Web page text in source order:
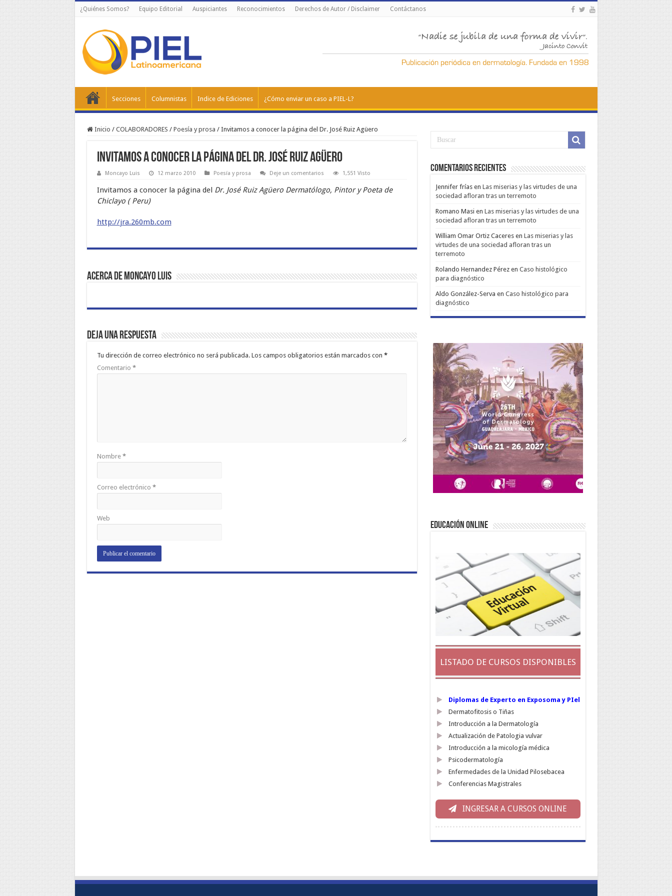
¿Quiénes Somos? Equipo Editorial Auspiciantes Reconocimientos Derechos de Autor / Disclaimer Contáctanos
Secciones Columnistas Indice de Ediciones ¿Cómo enviar un caso a PIEL-L?
Inicio / COLABORADORES / Poesí­a y prosa / Invitamos a conocer la página del Dr. José Ruiz Agüero
Invitamos a conocer la página del Dr. José Ruiz Agüero
Moncayo Luis 12 marzo 2010 Poesí­a y prosa Deje un comentarios 1,551 Visto
Invitamos a conocer la página del Dr. José Ruiz Agüero Dermatólogo, Pintor y Poeta de
Chiclayo ( Peru)
http://jra.260mb.com
Acerca de Moncayo Luis
Deja una respuesta
Tu dirección de correo electrónico no será publicada. Los campos obligatorios están marcados con *
Comentario *
Nombre *
Correo electrónico *
Web
Comentarios Recientes
Jennifer fríasen Las miserias y las virtudes de una
sociedad afloran tras un terremoto
Romano Masi en Las miserias y las virtudes de una
sociedad afloran tras un terremoto
William Omar Ortiz Caceresen Las miserias y las
virtudes de una sociedad afloran tras un
terremoto
Rolando Hernandez Pérezen Caso histológico
para diagnóstico
Aldo González-Serva en Caso histológico para
diagnóstico
EDUCACIÓN ONLINE
LISTADO DE CURSOS DISPONIBLES
Diplomas de Experto en Exposoma y PIel
Dermatofitosis o Tiñas
Introducción a la Dermatología
Actualización de Patologia vulvar
Introducción a la micología médica
Psicodermatología
Enfermedades de la Unidad Pilosebacea
Conferencias Magistrales
INGRESAR A CURSOS ONLINE